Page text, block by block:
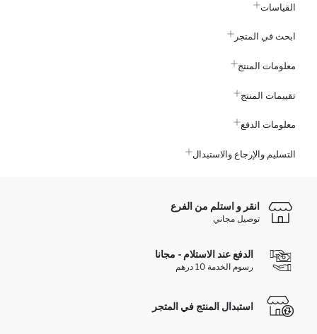
القياسات
ابحث في المتجر
معلومات المنتج
تقييمات المنتج
معلومات الدفع
التسليم والإرجاع والاستبدال
انقر و استلم من الفرع
توصيل مجاني
الدفع عند الاستلام - مجانا
رسوم الخدمة 10 درهم
استبدال المنتج في المتجر